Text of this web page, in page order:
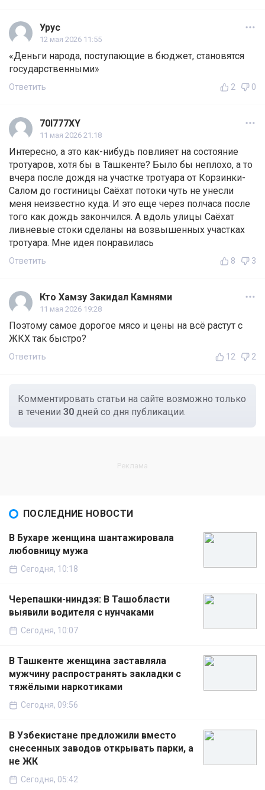
Урус
12 мая 2026 11:55
«Деньги народа, поступающие в бюджет, становятся
государственными»
Ответить 2 0
70I777XY
11 мая 2026 21:18
Интересно, а это как-нибудь повлияет на состояние
тротуаров, хотя бы в Ташкенте? Было бы неплохо, а то
вчера после дождя на участке тротуара от Корзинки-
Салом до гостиницы Саёхат потоки чуть не унесли
меня неизвестно куда. И это еще через полчаса после
того как дождь закончился. А вдоль улицы Саёхат
ливневые стоки сделаны на возвышенных участках
тротуара. Мне идея понравилась
Ответить 8 3
Кто Хамзу Закидал Камнями
11 мая 2026 19:28
Поэтому самое дорогое мясо и цены на всё растут с
ЖКХ так быстро?
Ответить 12 2
Комментировать статьи на сайте возможно только
в течении 30 дней со дня публикации.
ПОСЛЕДНИЕ НОВОСТИ
В Бухаре женщина шантажировала
любовницу мужа
Сегодня, 10:18
Черепашки-ниндзя: В Ташобласти
выявили водителя с нунчаками
Сегодня, 10:07
В Ташкенте женщина заставляла
мужчину распространять закладки с
тяжёлыми наркотиками
Сегодня, 09:56
В Узбекистане предложили вместо
снесенных заводов открывать парки, а
не ЖК
Сегодня, 05:42